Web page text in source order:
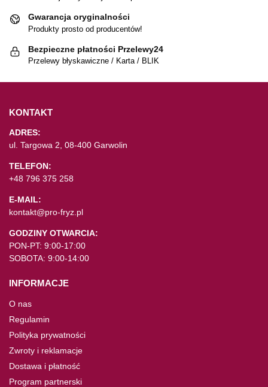
Gwarancja oryginalności
Produkty prosto od producentów!
Bezpieczne płatności Przelewy24
Przelewy błyskawiczne / Karta / BLIK
KONTAKT
ADRES:
ul. Targowa 2, 08-400 Garwolin
TELEFON:
+48 796 375 258
E-MAIL:
kontakt@pro-fryz.pl
GODZINY OTWARCIA:
PON-PT: 9:00-17:00
SOBOTA: 9:00-14:00
INFORMACJE
O nas
Regulamin
Polityka prywatności
Zwroty i reklamacje
Dostawa i płatność
Program partnerski